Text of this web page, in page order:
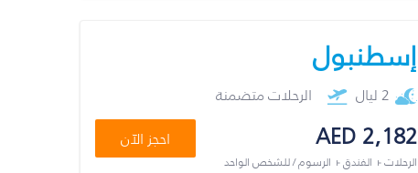
إسطنبول
2 ليال الرحلات متضمنة
AED 2,182
الرحلات + الفندق + الرسوم / للشخص الواحد
احجز الآن